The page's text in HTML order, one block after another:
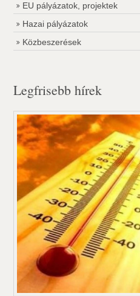
EU pályázatok, projektek
Hazai pályázatok
Közbeszerések
Legfrisebb hírek